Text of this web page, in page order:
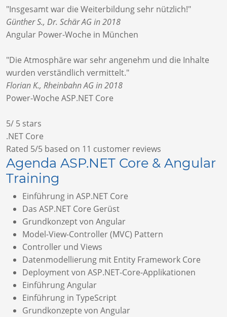
"Insgesamt war die Weiterbildung sehr nützlich!"
Günther S., Dr. Schär AG in 2018
Angular Power-Woche in München
"Die Atmosphäre war sehr angenehm und die Inhalte
wurden verständlich vermittelt."
Florian K., Rheinbahn AG in 2018
Power-Woche ASP.NET Core
5/ 5 stars
.NET Core
Rated 5/5 based on 11 customer reviews
Agenda ASP.NET Core & Angular
Training
Einführung in ASP.NET Core
Das ASP.NET Core Gerüst
Grundkonzept von Angular
Model-View-Controller (MVC) Pattern
Controller und Views
Datenmodellierung mit Entity Framework Core
Deployment von ASP.NET-Core-Applikationen
Einführung Angular
Einführung in TypeScript
Grundkonzepte von Angular